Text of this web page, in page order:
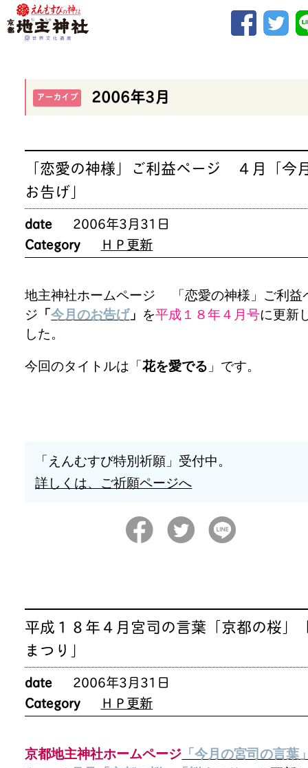
アーカイブ 2006年3月
「恋愛の神様」ご利益ページ ４月「今
お告げ」
date
2006年3月31日
Category
ＨＰ更新
地主神社ホームページ 「恋愛の神様」ご利益
ジ 「今月のお告げ」 を平成１８年４月号に更新
した。
今回のタイトルは「花を愛でる 」です。
「えんむすび特別祈願」受付中。
詳しくは、ご祈願ページへ
平成１８年４月宮司の言葉「京都の桜」
まつり」
date
2006年3月31日
Category
ＨＰ更新
京都地主神社ホームページ 「今月の宮司の言葉